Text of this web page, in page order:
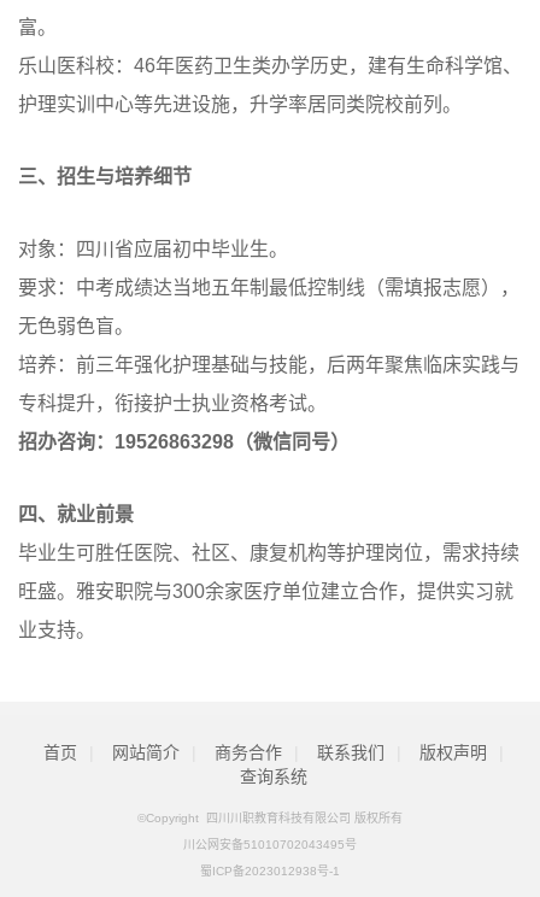
富。
乐山医科校：46年医药卫生类办学历史，建有生命科学馆、
护理实训中心等先进设施，升学率居同类院校前列。
三、招生与培养细节
对象：四川省应届初中毕业生。
要求：中考成绩达当地五年制最低控制线（需填报志愿），
无色弱色盲。
培养：前三年强化护理基础与技能，后两年聚焦临床实践与
专科提升，衔接护士执业资格考试。
招办咨询：19526863298（微信同号）
四、就业前景
毕业生可胜任医院、社区、康复机构等护理岗位，需求持续
旺盛。雅安职院与300余家医疗单位建立合作，提供实习就
业支持。
首页 网站简介 商务合作 联系我们 版权声明
查询系统
©Copyright 四川川职教育科技有限公司 版权所有
川公网安备51010702043495号
蜀ICP备2023012938号-1